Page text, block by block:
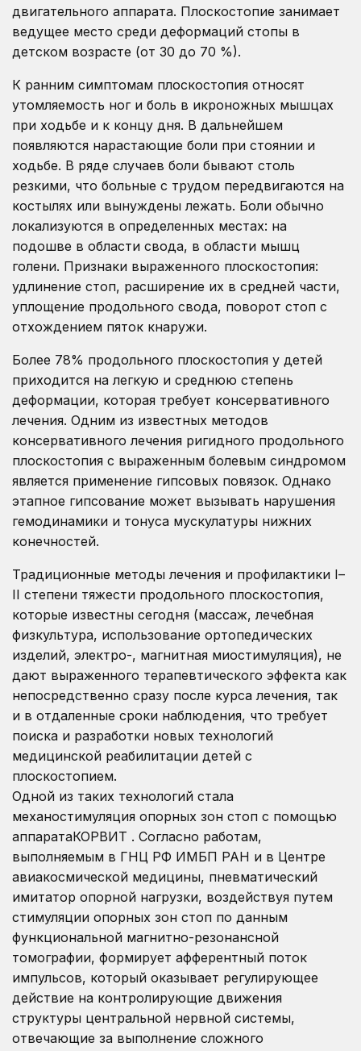
двигательного аппарата. Плоскостопие занимает
ведущее место среди деформаций стопы в
детском возрасте (от 30 до 70 %).
К ранним симптомам плоскостопия относят
утомляемость ног и боль в икроножных мышцах
при ходьбе и к концу дня. В дальнейшем
появляются нарастающие боли при стоянии и
ходьбе. В ряде случаев боли бывают столь
резкими, что больные с трудом передвигаются на
костылях или вынуждены лежать. Боли обычно
локализуются в определенных местах: на
подошве в области свода, в области мышц
голени. Признаки выраженного плоскостопия:
удлинение стоп, расширение их в средней части,
уплощение продольного свода, поворот стоп с
отхождением пяток кнаружи.
Более 78% продольного плоскостопия у детей
приходится на легкую и среднюю степень
деформации, которая требует консервативного
лечения. Одним из известных методов
консервативного лечения ригидного продольного
плоскостопия с выраженным болевым синдромом
является применение гипсовых повязок. Однако
этапное гипсование может вызывать нарушения
гемодинамики и тонуса мускулатуры нижних
конечностей.
Традиционные методы лечения и профилактики І–
ІІ степени тяжести продольного плоскостопия,
которые известны сегодня (массаж, лечебная
физкультура, использование ортопедических
изделий, электро-, магнитная миостимуляция), не
дают выраженного терапевтического эффекта как
непосредственно сразу после курса лечения, так
и в отдаленные сроки наблюдения, что требует
поиска и разработки новых технологий
медицинской реабилитации детей с
плоскостопием.
Одной из таких технологий стала
механостимуляция опорных зон стоп с помощью
аппаратаКОРВИТ . Согласно работам,
выполняемым в ГНЦ РФ ИМБП РАН и в Центре
авиакосмической медицины, пневматический
имитатор опорной нагрузки, воздействуя путем
стимуляции опорных зон стоп по данным
функциональной магнитно-резонансной
томографии, формирует афферентный поток
импульсов, который оказывает регулирующее
действие на контролирующие движения
структуры центральной нервной системы,
отвечающие за выполнение сложного